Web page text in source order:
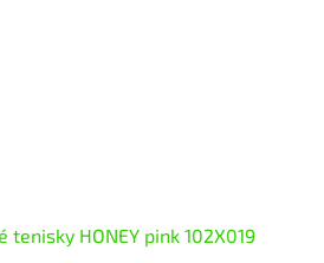
tenisky HONEY pink 102X019